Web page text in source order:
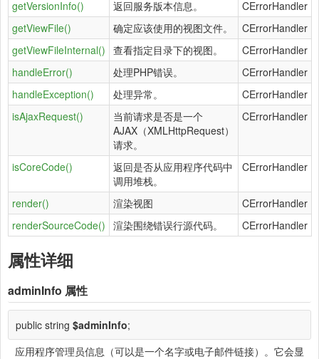
getVersionInfo() 返回服务版本信息。
CErrorHandler
getViewFile()
确定应该使用的视图文件。
CErrorHandler
getViewFileInternal() 查看指定目录下的视图。
CErrorHandler
handleError()
处理PHP错误。
CErrorHandler
handleException()
处理异常。
CErrorHandler
isAjaxRequest()
当前请求是否是一个
AJAX（XMLHttpRequest）
请求。
CErrorHandler
isCoreCode()
返回是否从应用程序代码中
调用堆栈。
CErrorHandler
render() 渲染视图
CErrorHandler
renderSourceCode() 渲染围绕错误行源代码。 CErrorHandler
属性详细
adminInfo 属性
public string $adminInfo;
应用程序管理员信息（可以是一个名字或电子邮件链接）。它会显